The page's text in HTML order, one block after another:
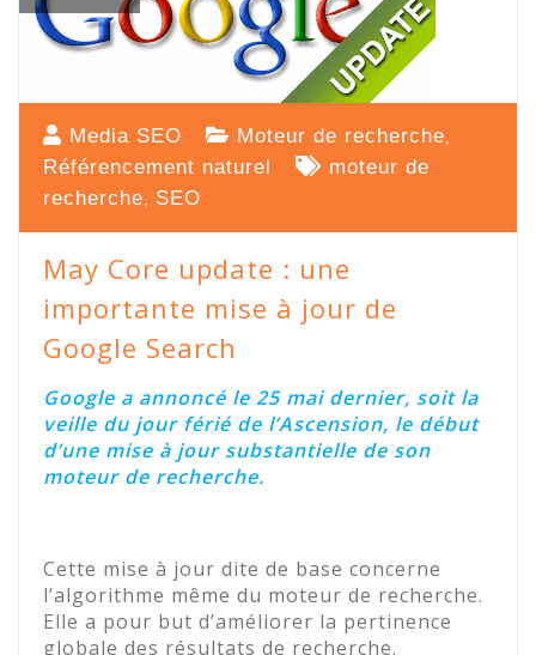
Media SEO Moteur de recherche,
Référencement naturel
moteur de
recherche, SEO
May Core update : une
importante mise à jour de
Google Search
Google a annoncé le 25 mai dernier, soit la
veille du jour férié de l’Ascension, le début
d’une mise à jour substantielle de son
moteur de recherche.
Cette mise à jour dite de base concerne
l’algorithme même du moteur de recherche.
Elle a pour but d’améliorer la pertinence
globale des résultats de recherche.